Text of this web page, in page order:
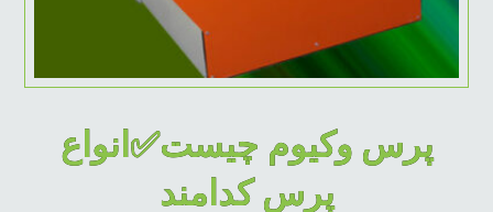
پرس وکیوم چیست✅انواع
پرس کدامند